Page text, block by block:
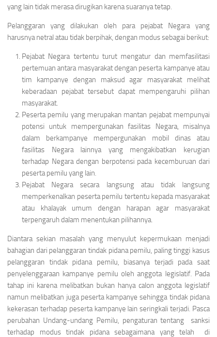
yang lain tidak merasa dirugikan karena suaranya tetap.
Pelanggaran yang dilakukan oleh para pejabat Negara yang
harusnya netral atau tidak berpihak, dengan modus sebagai berikut:
Pejabat Negara tertentu turut mengatur dan memfasilitasi
pertemuan antara masyarakat dengan peserta kampanye atau
tim kampanye dengan maksud agar masyarakat melihat
keberadaan pejabat tersebut dapat mempengaruhi pilihan
masyarakat.
Peserta pemilu yang merupakan mantan pejabat mempunyai
potensi untuk mempergunakan fasilitas Negara, misalnya
dalam berkampanye mempergunakan mobil dinas atau
fasilitas Negara lainnya yang mengakibatkan kerugian
terhadap Negara dengan berpotensi pada kecemburuan dari
peserta pemilu yang lain.
Pejabat Negara secara langsung atau tidak langsung
memperkenalkan peserta pemilu tertentu kepada masyarakat
atau khalayak umum dengan harapan agar masyarakat
terpengaruh dalam menentukan pilihannya.
Diantara sekian masalah yang menyulut kepermukaan menjadi
bahagian dari pelanggaran tindak pidana pemilu, paling tinggi kasus
pelanggaran tindak pidana pemilu, biasanya terjadi pada saat
penyelenggaraan kampanye pemilu oleh anggota legislatif. Pada
tahap ini karena melibatkan bukan hanya calon anggota legislatif
namun melibatkan juga peserta kampanye sehingga tindak pidana
kekerasan terhadap peserta kampanye lain seringkali terjadi. Pasca
perubahan Undang-undang Pemilu, pengaturan tentang sanksi
terhadap modus tindak pidana sebagaimana yang telah di